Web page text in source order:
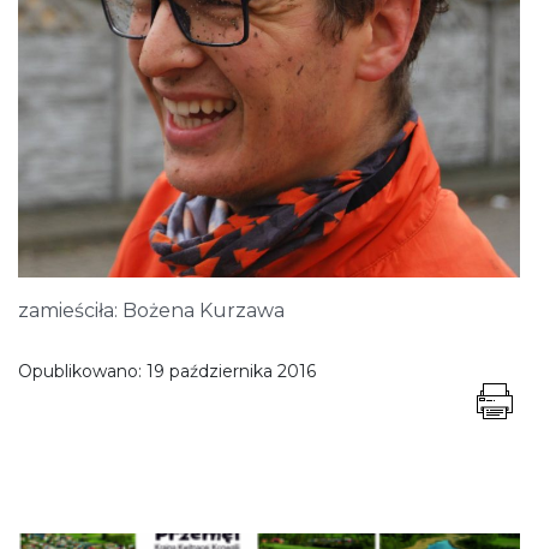
zamieściła: Bożena Kurzawa
Opublikowano: 19 października 2016